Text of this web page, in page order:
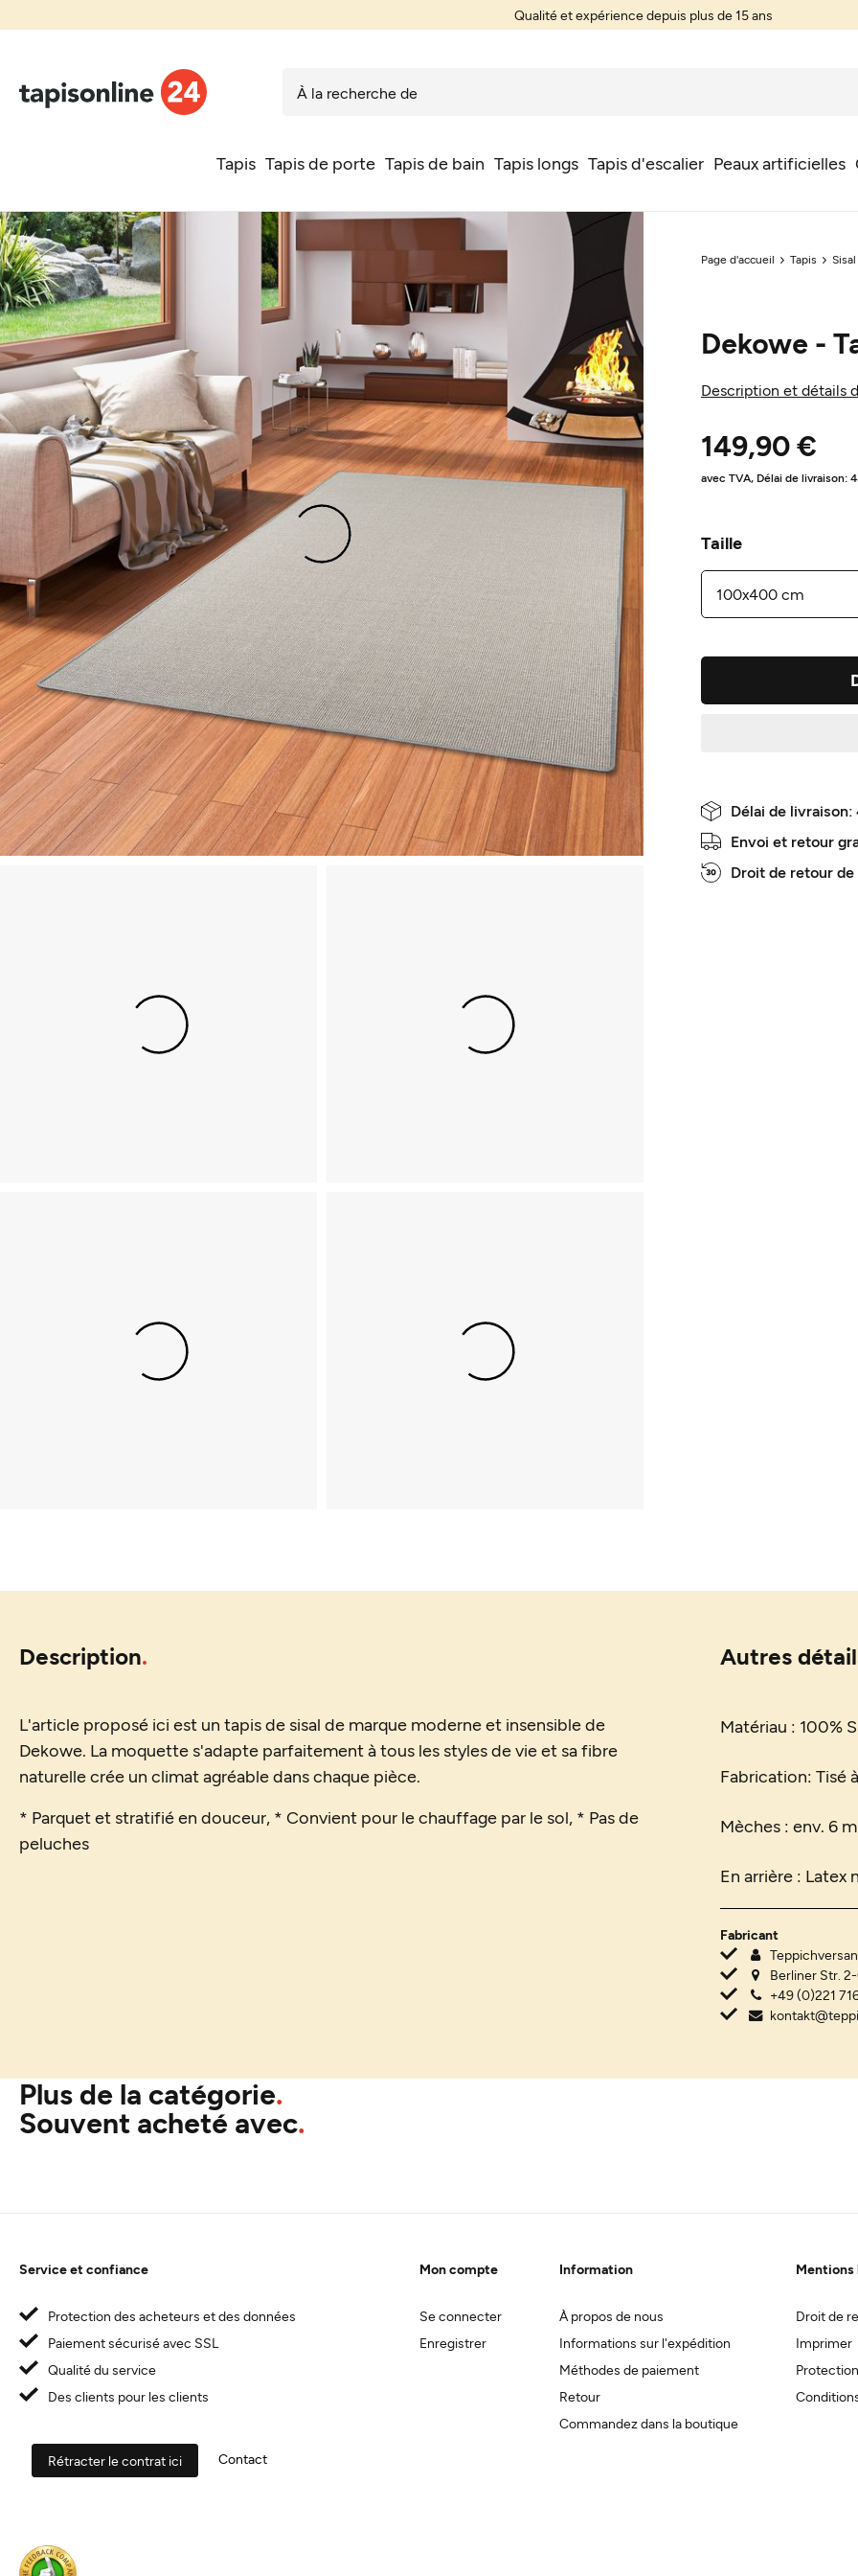
Qualité et expérience depuis plus de 15 ans
Tapis Tapis de porte Tapis de bain Tapis longs Tapis d'escalier Peaux artificielles
Page d'accueil Tapis
Dekowe -
Description et détails
149,90 €
avec TVA, Délai de livraison:
Taille
Délai de
Envoi et retour
Droit de retour
Description
L'article proposé ici est un tapis de sisal de marque moderne et insensible de
Dekowe. La moquette s'adapte parfaitement à tous les styles de vie et sa fibre
naturelle crée un climat agréable dans chaque pièce.
* Parquet et stratifié en douceur, * Convient pour le chauffage par le sol, * Pas de
peluches
Autres
Matériau : 100%
Fabrication: Tisé
Mèches : env. 6
En arrière : Latex
Fabricant
Berliner Str.
+49 (0)221
Plus de la catégorie
Souvent acheté avec
Mon compte
Se connecter
Enregistrer
Information
À propos de nous
Informations sur l'expédition
Méthodes de paiement
Retour
Commandez dans la boutique
Mentions
Droit de
Imprimer
Service et confiance
Protection des acheteurs et des données
Paiement sécurisé avec SSL
Qualité du service
Des clients pour les clients
Rétracter le contrat ici Contact